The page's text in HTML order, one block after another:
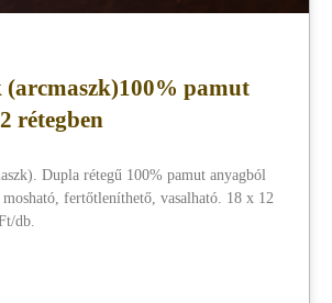
(arcmaszk)100% pamut
rétegben
Dupla rétegű 100% pamut anyagból
fertőtleníthető, vasalható. 18 x 12
db.